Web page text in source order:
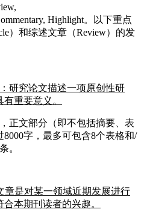
Highlight。以下重点
）和综述文章（Review）的发
研究论文描述一项原创性研
重要意义。
正文部分（即不包括摘要、表
字，最多可包含8个表格和/
。
章是对某一领域近期发展进行
本期刊读者的兴趣。